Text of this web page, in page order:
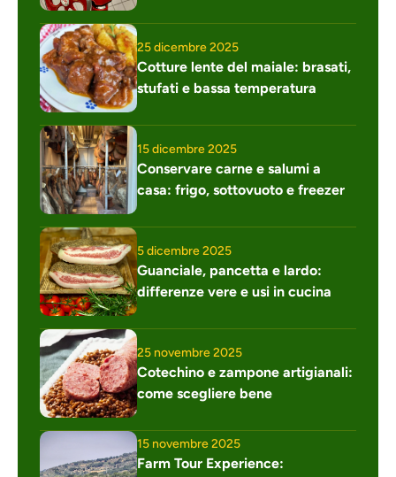
25 dicembre 2025
Cotture lente del maiale: brasati,
stufati e bassa temperatura
15 dicembre 2025
Conservare carne e salumi a
casa: frigo, sottovuoto e freezer
5 dicembre 2025
Guanciale, pancetta e lardo:
differenze vere e usi in cucina
25 novembre 2025
Cotechino e zampone artigianali:
come scegliere bene
15 novembre 2025
Farm Tour Experience: